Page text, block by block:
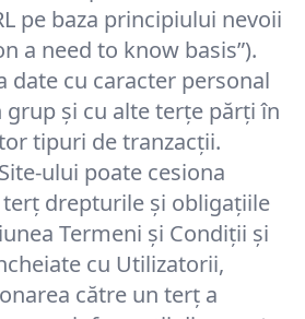
pe baza principiului nevoii
a need to know basis”).
date cu caracter personal
grup și cu alte terțe părți în
tipuri de tranzacții.
ului poate cesiona
drepturile şi obligaţiile
Termeni și Condiții și
cu Utilizatorii,
către un terţ a